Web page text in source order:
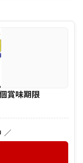
賞味期限
／